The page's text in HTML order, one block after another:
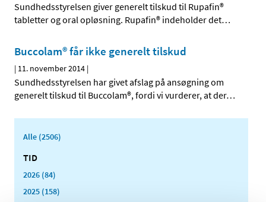
Sundhedsstyrelsen giver generelt tilskud til Rupafin®
tabletter og oral opløsning. Rupafin® indeholder det…
Buccolam® får ikke generelt tilskud
| 11. november 2014 |
Sundhedsstyrelsen har givet afslag på ansøgning om
generelt tilskud til Buccolam®, fordi vi vurderer, at der…
Alle (2506)
TID
2026 (84)
2025 (158)